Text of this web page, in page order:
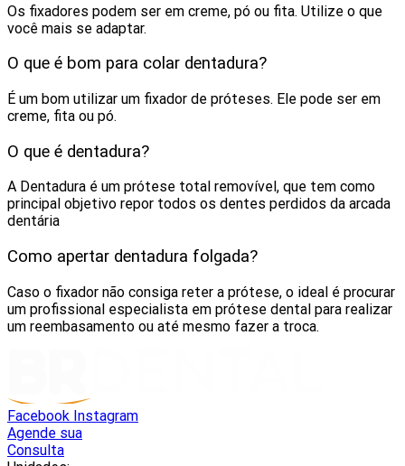
Os fixadores podem ser em creme, pó ou fita. Utilize o que
você mais se adaptar.
O que é bom para colar dentadura?
É um bom utilizar um fixador de próteses. Ele pode ser em
creme, fita ou pó.
O que é dentadura?
A Dentadura é um prótese total removível, que tem como
principal objetivo repor todos os dentes perdidos da arcada
dentária
Como apertar dentadura folgada?
Caso o fixador não consiga reter a prótese, o ideal é procurar
um profissional especialista em prótese dental para realizar
um reembasamento ou até mesmo fazer a troca.
Facebook Instagram
Agende sua
Consulta